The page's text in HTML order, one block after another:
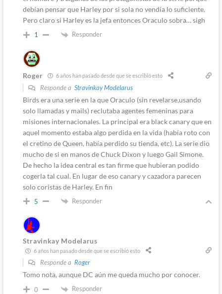
debían pensar que Harley por si sola no vendía lo suficiente.
Pero claro si Harley es la jefa entonces Oraculo sobra… sigh
1 Responder
Roger 6 años han pasado desde que se escribió esto
Responde a Stravinkay Modelarus
Birds era una serie en la que Oraculo (sin revelarse,usando
solo llamadas y mails) reclutaba agentes femeninas para
misiones internacionales. La principal era black canary que en
aquel momento estaba algo perdida en la vida (había roto con
el cretino de Queen, había perdido su tienda, etc). La serie dio
mucho de si en manos de Chuck Dixon y luego Gail Simone.
De hecho la idea central es tan firme que hubieran podido
cogerla tal cual. En lugar de eso canary y cazadora parecen
solo coristas de Harley. En fin
5 Responder
Stravinkay Modelarus
6 años han pasado desde que se escribió esto
Responde a Roger
Tomo nota, aunque DC aún me queda mucho por conocer.
0 Responder